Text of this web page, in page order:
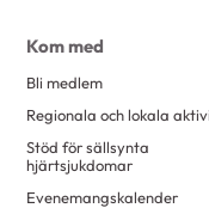
Kom med
Bli medlem
Regionala och lokala
Stöd för sällsynta
hjärtsjukdomar
Evenemangskalender